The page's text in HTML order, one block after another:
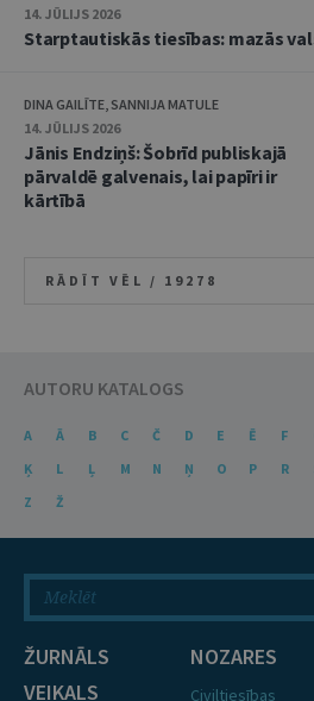
14. JŪLIJS 2026
Starptautiskās tiesības: mazās
DINA GAILĪTE, SANNIJA MATULE
14. JŪLIJS 2026
Jānis Endziņš: Šobrīd publiskajā
pārvaldē galvenais, lai papīri ir
kārtībā
RĀDĪT VĒL / 19278
AUTORU KATALOGS
A Ā B C Č D E Ē F
Ķ
L Ļ M N Ņ O P R
Z
Ž
ŽURNĀLS
VEIKALS
NOZARES
Civiltiesības